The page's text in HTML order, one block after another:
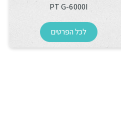
PT G-6000I
לכל הפרטים